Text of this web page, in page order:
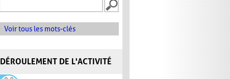
Voir tous les mots-clés
DÉROULEMENT DE L'ACTIVITÉ